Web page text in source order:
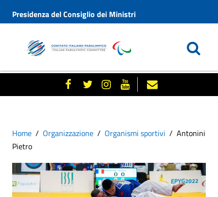
Presidenza del Consiglio dei Ministri
Home Organizzazione Organismi sportivi
Antonini
Pietro